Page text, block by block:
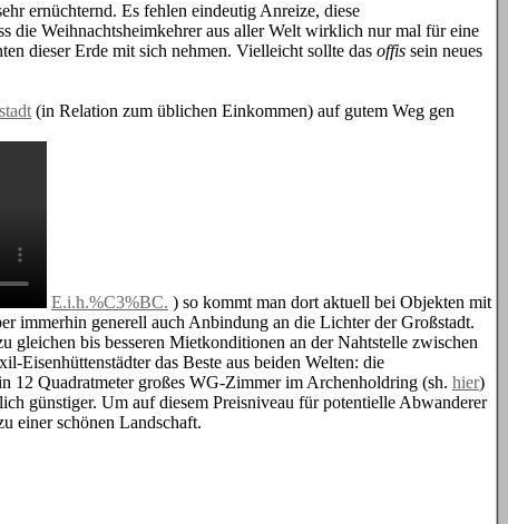
ernüchternd. Es fehlen eindeutig Anreize, diese
die Weihnachtsheimkehrer aus aller Welt wirklich nur mal für eine
dieser Erde mit sich nehmen. Vielleicht sollte das offis sein neues
(in Relation zum üblichen Einkommen) auf gutem Weg gen
E.i.h.%C3%BC. ) so kommt man dort aktuell bei Objekten mit
immerhin generell auch Anbindung an die Lichter der Großstadt.
gleichen bis besseren Mietkonditionen an der Nahtstelle zwischen
Eisenhüttenstädter das Beste aus beiden Welten: die
12 Quadratmeter großes WG-Zimmer im Archenholdring (sh. hier)
günstiger. Um auf diesem Preisniveau für potentielle Abwanderer
einer schönen Landschaft.